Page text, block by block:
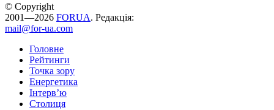
© Copyright
2001—2026 FORUA. Редакція:
mail@for-ua.com
Головне
Рейтинги
Точка зору
Енергетика
Інтерв’ю
Столиця